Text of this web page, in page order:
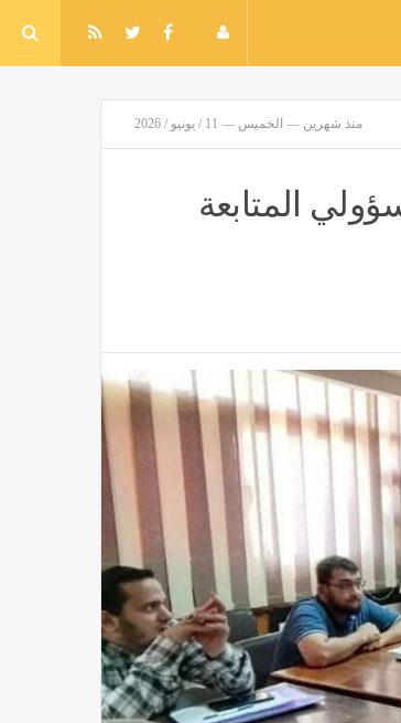
منذ شهرين — الخميس — 11 / يونيو / 2026
المتابعة